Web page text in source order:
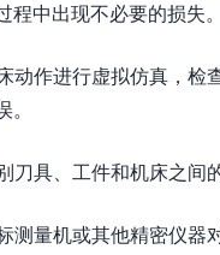
中出现不必要的损失
动作进行虚拟仿真，
具、工件和机床之间
测量机或其他精密仪